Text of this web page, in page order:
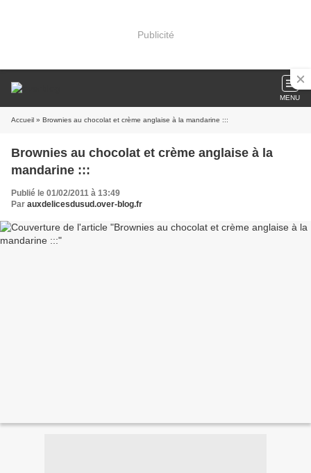
Publicité
MENU
Accueil » Brownies au chocolat et crème anglaise à la mandarine :::
Brownies au chocolat et crème anglaise à la
mandarine :::
Publié le 01/02/2011 à 13:49
Par auxdelicesdusud.over-blog.fr